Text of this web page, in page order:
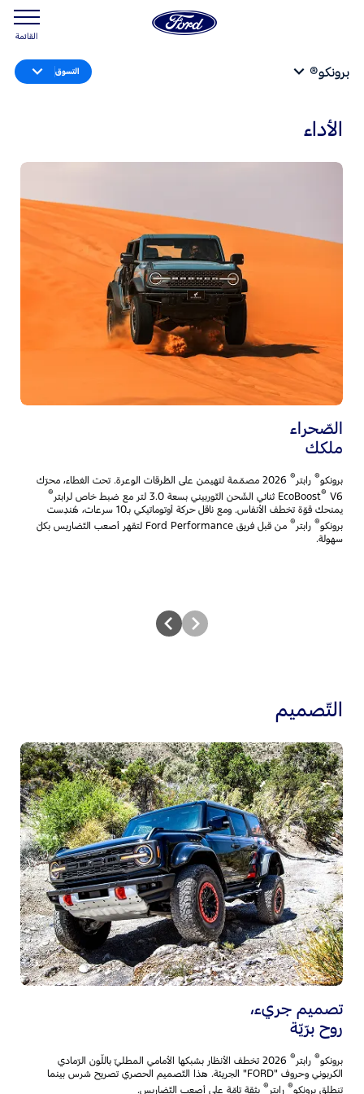
القائمة
برونكو® التسوق
الأداء
الصّحراء
ملكك
برونكو®رابتر ®
2026 مصمّمة لتهيمن على الطّرقات الوعرة. تحت الغطاء، محرّك
EcoBoost® V6 ثنائي الشّحن التّوربيني بسعة 3.0 لتر مع ضبط خاص لرابتر ®
يمنحك قوّة تخطف الأنفاس. ومع ناقل حركة أوتوماتيكي بـ10 سرعات، هُندِست
برونكو®رابتر ®
من قبل فريق Ford Performance لتقهر أصعب التّضاريس بكلّ
سهولة.
التّصميم
تصميم جريء،‎
روح برّيّة
برونكو®رابتر ®
2026 تخطف الأنظار بشبكها الأمامي المطليّ باللّون الرّمادي
الكربوني وحروف "FORD" الجريئة. هذا التّصميم الحصري تصريح شرس بينما
تنطلق برونكو®رابتر ®بثقة تامّة على أصعب التّضاريس.